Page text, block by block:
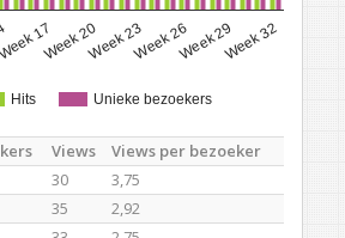
Hits Unieke bezoekers
Week 32
Week 29
Week 26
Week 23
Week 20
17
Views
Views per bezoeker
30
3,75
35
2,92